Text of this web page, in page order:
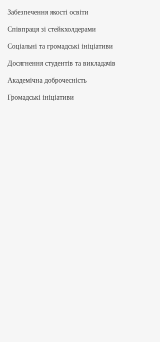
Забезпечення якості освіти
Співпраця зі стейкхолдерами
Соціальні та громадські ініціативи
Досягнення студентів та викладачів
Академічна доброчесність
Громадські ініціативи